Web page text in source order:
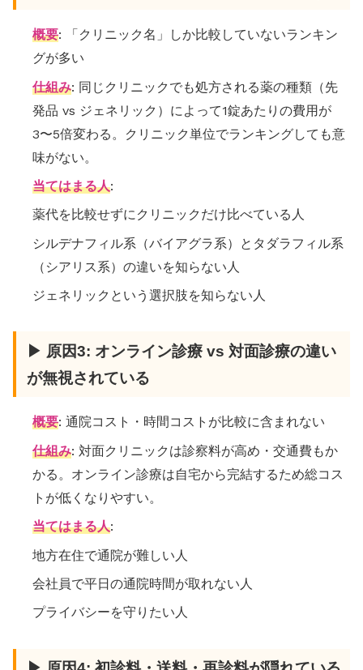
概要: 「クリニック名」しか比較していないランキン
グが多い
仕組み: 同じクリニックでも処方される薬の種類（先
発品 vs ジェネリック）によって1錠あたりの費用が
3〜5倍変わる。クリニック単位でランキングしても意
味がない。
当てはまる人:
薬代を比較せずにクリニックだけ比べている人
シルデナフィル系（バイアグラ系）とタダラフィル系
（シアリス系）の違いを知らない人
ジェネリックという選択肢を知らない人
▶ 原因3: オンライン診療 vs 対面診療の違い
が無視されている
概要: 通院コスト・時間コストが比較に含まれない
仕組み: 対面クリニックは診察料が高め・交通費もか
かる。オンライン診療は自宅から完結するため総コス
トが低くなりやすい。
当てはまる人:
地方在住で通院が難しい人
会社員で平日の通院時間が取れない人
プライバシーを守りたい人